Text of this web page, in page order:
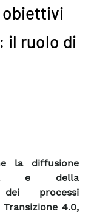
obiettivi
il ruolo di
la diffusione
e della
dei processi
4.0,